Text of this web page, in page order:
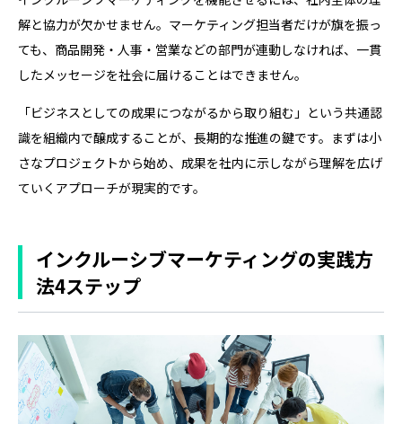
解と協力が欠かせません。マーケティング担当者だけが旗を振っ
ても、商品開発・人事・営業などの部門が連動しなければ、一貫
したメッセージを社会に届けることはできません。
「ビジネスとしての成果につながるから取り組む」という共通認
識を組織内で醸成することが、長期的な推進の鍵です。まずは小
さなプロジェクトから始め、成果を社内に示しながら理解を広げ
ていくアプローチが現実的です。
インクルーシブマーケティングの実践方
法4ステップ